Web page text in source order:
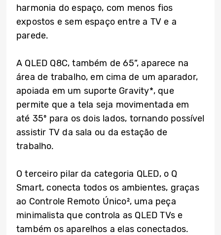
harmonia do espaço, com menos fios
expostos e sem espaço entre a TV e a
parede.
A QLED Q8C, também de 65”, aparece na
área de trabalho, em cima de um aparador,
apoiada em um suporte Gravity*, que
permite que a tela seja movimentada em
até 35º para os dois lados, tornando possível
assistir TV da sala ou da estação de
trabalho.
O terceiro pilar da categoria QLED, o Q
Smart, conecta todos os ambientes, graças
ao Controle Remoto Único², uma peça
minimalista que controla as QLED TVs e
também os aparelhos a elas conectados.